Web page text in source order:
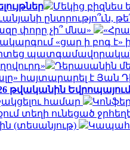
Մեկից բիզնես
ընտրությո՞ւն,
փորը չի՞ մնա»
«ցար ի բոգ է»
պատգամավորական
Դերասանին
հայտարարել է Յան
թվականին
համար
տեղի ունեցած
(տեսանյութ)